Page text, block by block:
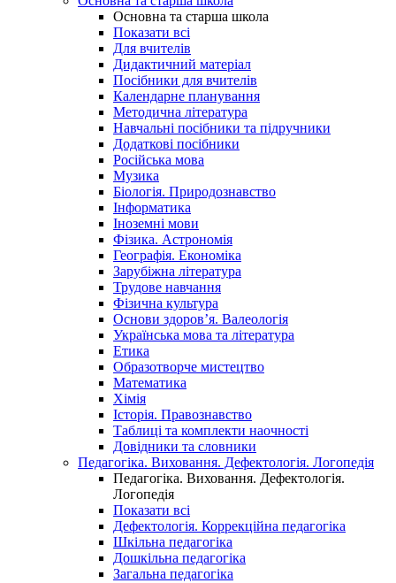
Основна та старша школа
Показати всі
Для вчителів
Дидактичний матеріал
Посібники для вчителів
Календарне планування
Методична література
Навчальні посібники та підручники
Додаткові посібники
Російська мова
Музика
Біологія. Природознавство
Інформатика
Іноземні мови
Фізика. Астрономія
Географія. Економіка
Зарубіжна література
Трудове навчання
Фізична культура
Основи здоров’я. Валеологія
Українська мова та література
Етика
Образотворче мистецтво
Математика
Хімія
Історія. Правознавство
Таблиці та комплекти наочності
Довідники та словники
Педагогіка. Виховання. Дефектологія. Логопедія
Педагогіка. Виховання. Дефектологія.
Логопедія
Показати всі
Дефектологія. Коррекційна педагогіка
Шкільна педагогіка
Дошкільна педагогіка
Загальна педагогіка